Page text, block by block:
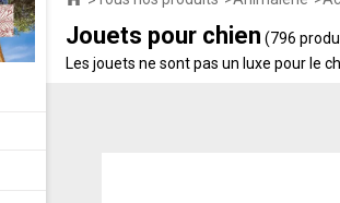
Jouets pour chien (796
Les jouets ne sont pas un luxe pour le